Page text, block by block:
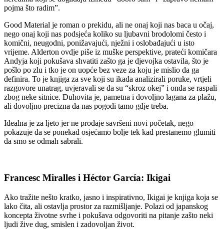
pojma što radim”.
Good Material je roman o prekidu, ali ne onaj koji nas baca u očaj,
nego onaj koji nas podsjeća koliko su ljubavni brodolomi često i
komični, neugodni, ponižavajući, nježni i oslobađajući u isto
vrijeme. Alderton ovdje piše iz muške perspektive, prateći komičara
Andyja koji pokušava shvatiti zašto ga je djevojka ostavila, što je
pošlo po zlu i tko je on uopće bez veze za koju je mislio da ga
definira. To je knjiga za sve koji su ikada analizirali poruke, vrtjeli
razgovore unatrag, uvjeravali se da su “skroz okej” i onda se raspali
zbog neke sitnice. Duhovita je, pametna i dovoljno lagana za plažu,
ali dovoljno precizna da nas pogodi tamo gdje treba.
Idealna je za ljeto jer ne prodaje savršeni novi početak, nego
pokazuje da se ponekad osjećamo bolje tek kad prestanemo glumiti
da smo se odmah sabrali.
Francesc Miralles i Héctor García: Ikigai
Ako tražite nešto kratko, jasno i inspirativno, Ikigai je knjiga koja se
lako čita, ali ostavlja prostor za razmišljanje. Polazi od japanskog
koncepta životne svrhe i pokušava odgovoriti na pitanje zašto neki
ljudi žive dug, smislen i zadovoljan život.